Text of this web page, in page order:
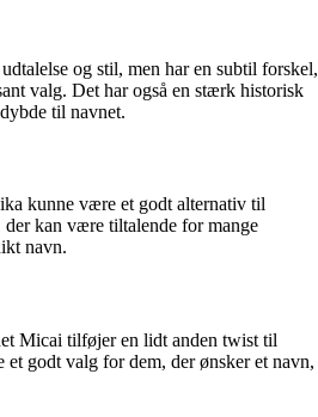
og stil, men har en subtil forskel,
valg. Det har også en stærk historisk
til navnet.
kunne være et godt alternativ til
kan være tiltalende for mange
navn.
Micai tilføjer en lidt anden twist til
godt valg for dem, der ønsker et navn,